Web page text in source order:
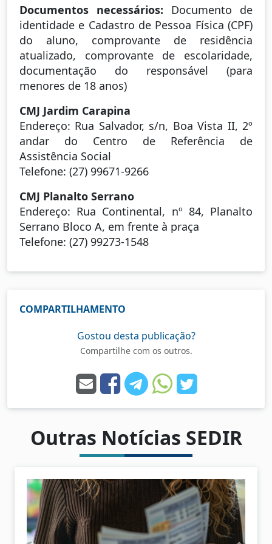
Documentos necessários: Documento de
identidade e Cadastro de Pessoa Física (CPF)
do aluno, comprovante de residência
atualizado, comprovante de escolaridade,
documentação do responsável (para
menores de 18 anos)
CMJ Jardim Carapina
Endereço: Rua Salvador, s/n, Boa Vista II, 2º
andar do Centro de Referência de
Assistência Social
Telefone: (27) 99671-9266
CMJ Planalto Serrano
Endereço: Rua Continental, nº 84, Planalto
Serrano Bloco A, em frente à praça
Telefone: (27) 99273-1548
COMPARTILHAMENTO
Gostou desta publicação?
Compartilhe com os outros.
Outras Notícias SEDIR